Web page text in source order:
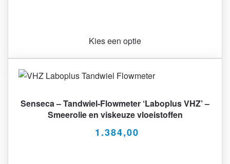
Kies een optie
Senseca – Tandwiel-Flowmeter ‘Laboplus VHZ’ –
Smeerolie en viskeuze vloeistoffen
1.384,00